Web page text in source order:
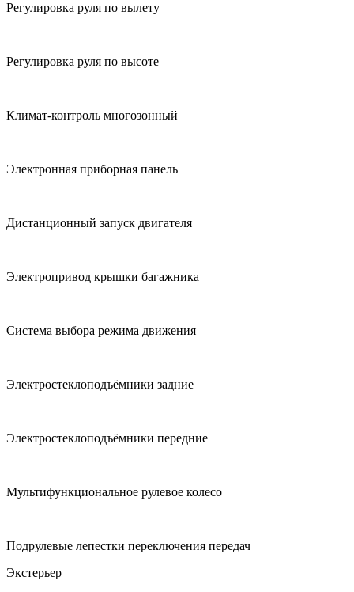
Регулировка руля по вылету
Регулировка руля по высоте
Климат-контроль многозонный
Электронная приборная панель
Дистанционный запуск двигателя
Электропривод крышки багажника
Система выбора режима движения
Электростеклоподъёмники задние
Электростеклоподъёмники передние
Мультифункциональное рулевое колесо
Подрулевые лепестки переключения передач
Экстерьер